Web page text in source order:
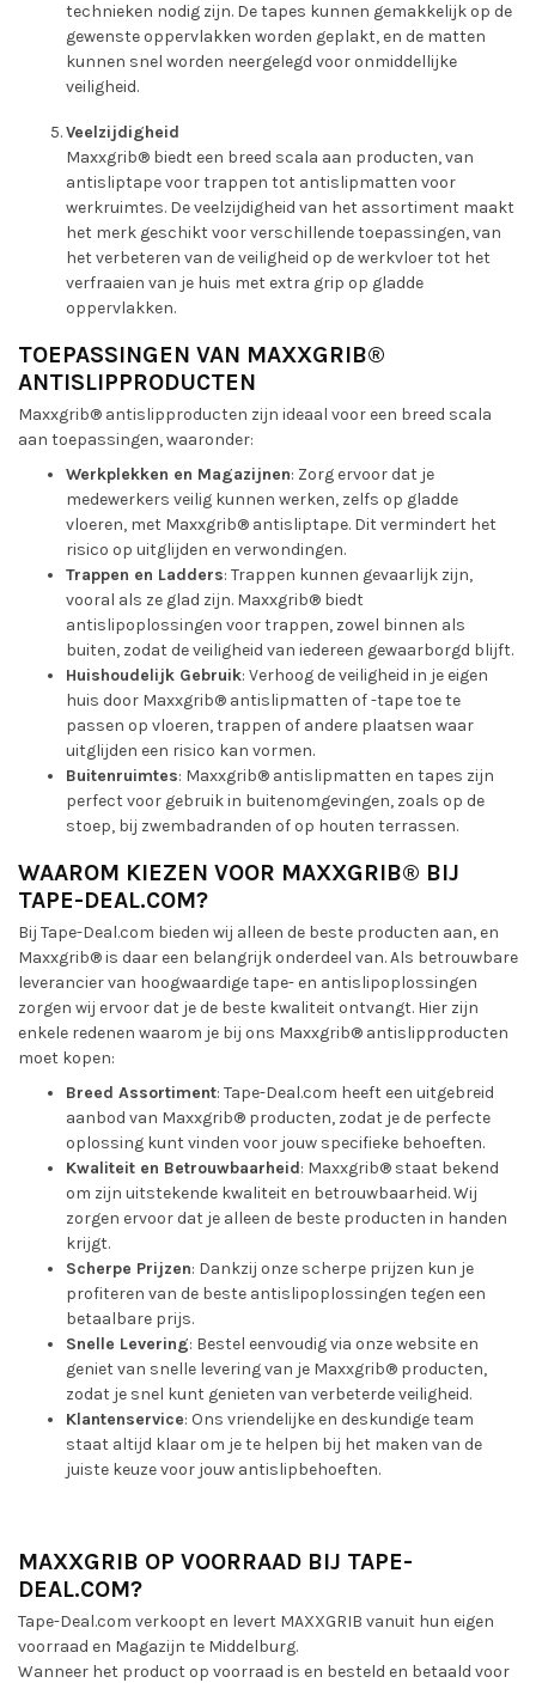
technieken nodig zijn. De tapes kunnen gemakkelijk op de
gewenste oppervlakken worden geplakt, en de matten
kunnen snel worden neergelegd voor onmiddellijke
veiligheid.
Veelzijdigheid
Maxxgrib® biedt een breed scala aan producten, van
antisliptape voor trappen tot antislipmatten voor
werkruimtes. De veelzijdigheid van het assortiment maakt
het merk geschikt voor verschillende toepassingen, van
het verbeteren van de veiligheid op de werkvloer tot het
verfraaien van je huis met extra grip op gladde
oppervlakken.
TOEPASSINGEN VAN MAXXGRIB®
ANTISLIPPRODUCTEN
Maxxgrib® antislipproducten zijn ideaal voor een breed scala
aan toepassingen, waaronder:
Werkplekken en Magazijnen: Zorg ervoor dat je
medewerkers veilig kunnen werken, zelfs op gladde
vloeren, met Maxxgrib® antisliptape. Dit vermindert het
risico op uitglijden en verwondingen.
Trappen en Ladders: Trappen kunnen gevaarlijk zijn,
vooral als ze glad zijn. Maxxgrib® biedt
antislipoplossingen voor trappen, zowel binnen als
buiten, zodat de veiligheid van iedereen gewaarborgd blijft.
Huishoudelijk Gebruik: Verhoog de veiligheid in je eigen
huis door Maxxgrib® antislipmatten of -tape toe te
passen op vloeren, trappen of andere plaatsen waar
uitglijden een risico kan vormen.
Buitenruimtes: Maxxgrib® antislipmatten en tapes zijn
perfect voor gebruik in buitenomgevingen, zoals op de
stoep, bij zwembadranden of op houten terrassen.
WAAROM KIEZEN VOOR MAXXGRIB® BIJ
TAPE-DEAL.COM?
Bij Tape-Deal.com bieden wij alleen de beste producten aan, en
Maxxgrib® is daar een belangrijk onderdeel van. Als betrouwbare
leverancier van hoogwaardige tape- en antislipoplossingen
zorgen wij ervoor dat je de beste kwaliteit ontvangt. Hier zijn
enkele redenen waarom je bij ons Maxxgrib® antislipproducten
moet kopen:
Breed Assortiment: Tape-Deal.com heeft een uitgebreid
aanbod van Maxxgrib® producten, zodat je de perfecte
oplossing kunt vinden voor jouw specifieke behoeften.
Kwaliteit en Betrouwbaarheid: Maxxgrib® staat bekend
om zijn uitstekende kwaliteit en betrouwbaarheid. Wij
zorgen ervoor dat je alleen de beste producten in handen
krijgt.
Scherpe Prijzen: Dankzij onze scherpe prijzen kun je
profiteren van de beste antislipoplossingen tegen een
betaalbare prijs.
Snelle Levering: Bestel eenvoudig via onze website en
geniet van snelle levering van je Maxxgrib® producten,
zodat je snel kunt genieten van verbeterde veiligheid.
Klantenservice: Ons vriendelijke en deskundige team
staat altijd klaar om je te helpen bij het maken van de
juiste keuze voor jouw antislipbehoeften.
MAXXGRIB OP VOORRAAD BIJ TAPE-
DEAL.COM?
Tape-Deal.com verkoopt en levert MAXXGRIB vanuit hun eigen
voorraad en Magazijn te Middelburg.
Wanneer het product op voorraad is en besteld en betaald voor